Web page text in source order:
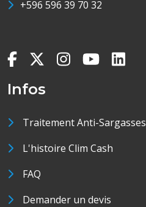
+596 596 39 70 32
Infos
Traitement Anti-Sargasses
L'histoire Clim Cash
FAQ
Demander un devis